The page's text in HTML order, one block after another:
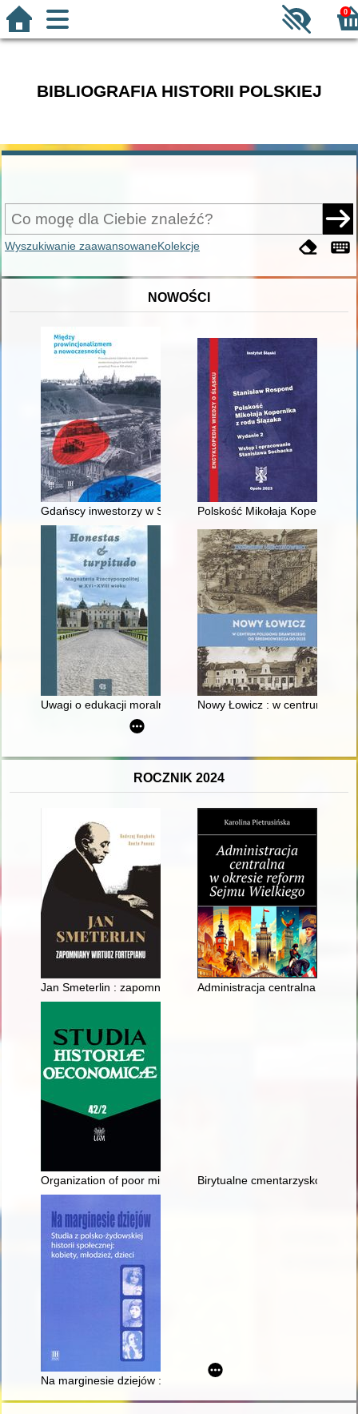
0
BIBLIOGRAFIA HISTORII POLSKIEJ
Wyszukiwanie zaawansowaneKolekcje
NOWOŚCI
Gdańscy inwestorzy w Sopocie : prestiż finansowy i
Polskość Mikołaja Kopernika z
Uwagi o edukacji moralnej synów szlacheckich w XVI-
Nowy Łowicz : w centrum
ROCZNIK 2024
Jan Smeterlin : zapomniany wirtuoz fortepianu
Administracja centralna w
Organization of poor minors labor by charity societies in the
Birytualne cmentarzysko z
Na marginesie dziejów : studia z polsko-żydowskiej historii